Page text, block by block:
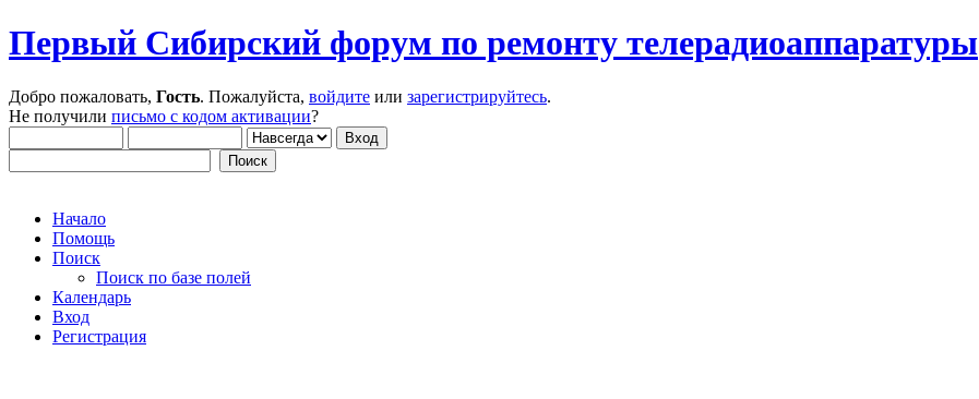
Первый Сибирский форум по ремонту телерадиоаппаратуры
Добро пожаловать, Гость. Пожалуйста, войдите или зарегистрируйтесь.
Не получили письмо с кодом активации?
Начало
Помощь
Поиск
Поиск по базе полей
Календарь
Вход
Регистрация